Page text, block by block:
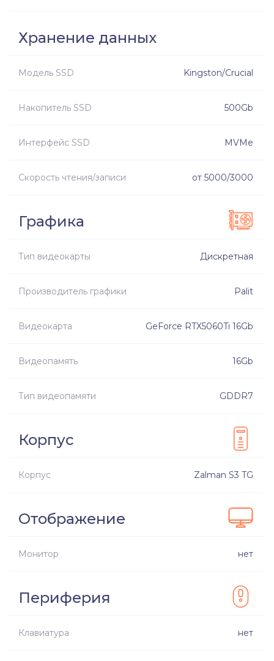
Хранение данных
Модель SSD Kingston/Crucial
Накопитель SSD 500Gb
Интерфейс SSD MVMe
Скорость чтения/записи от 5000/3000
Графика
Тип видеокарты Дискретная
Производитель графики Palit
Видеокарта GeForce RTX5060Ti 16Gb
Видеопамять 16Gb
Тип видеопамяти GDDR7
Корпус
Корпус Zalman S3 TG
Отображение
Монитор нет
Периферия
Клавиатура нет